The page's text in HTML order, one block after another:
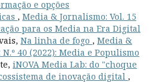
e opções
, Media & Jornalismo: Vol. 15
para os Media na Era Digital
Na linha de fogo , Media &
40 (2022): Media e Populismo
iNOVA Media Lab: do "choque
de inovação digital ,